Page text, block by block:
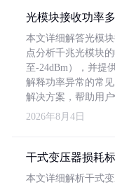
光模块接收功率
本文详细解答光模
点分析千兆光模块
至-24dBm），并提
解释功率异常的常
解决方案，帮助用
2026年8月4日
干式变压器损耗
本文详细解析干式